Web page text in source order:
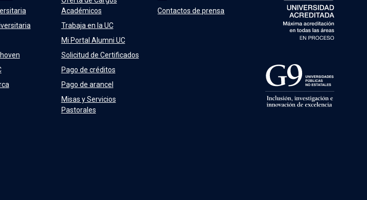
Académicos
Trabaja en la UC
Mi Portal Alumni UC
Solicitud de Certificados
Pago de créditos
Pago de arancel
Misas y Servicios
Pastorales
Contactos de prensa